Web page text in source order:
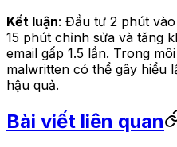
Kết luận: Đầu tư 2 phút
15 phút chỉnh sửa và tăng
email gấp 1.5 lần. Trong
malwritten có thể gây hiểu
hậu quả.
Bài viết liên quan